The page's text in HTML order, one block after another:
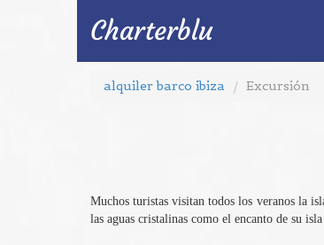
Charterblu
alquiler barco ibiza Excursión
Muchos turistas visitan todos los veranos la
las aguas cristalinas como el encanto de su